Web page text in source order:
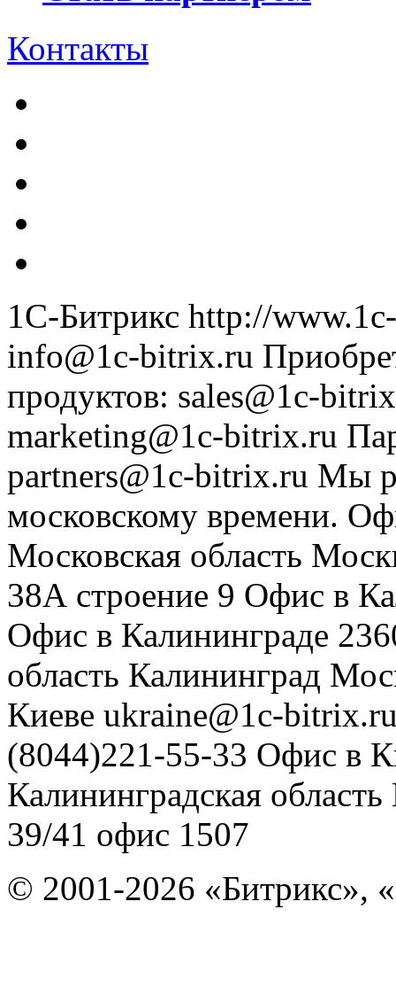
Контакты
1С-Битрикс http://
info@1c-bitrix.ru
продуктов: sales@1c-
marketing@1c-bitrix.ru
partners@1c-bitrix.ru Мы
московскому времени.
Московская область
38А строение 9 Офис в
Офис в Калининграде
область Калининград
Киеве ukraine@1c-
(8044)221-55-33 Офис в
Калининградская область
39/41 офис 1507
© 2001-2026 «Битрикс»,